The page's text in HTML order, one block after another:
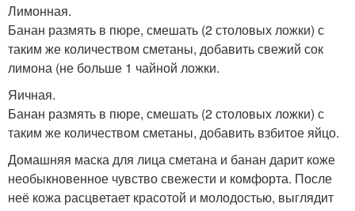
Лимонная.
Банан размять в пюре, смешать (2 столовых ложки) с
таким же количеством сметаны, добавить свежий сок
лимона (не больше 1 чайной ложки.
Яичная.
Банан размять в пюре, смешать (2 столовых ложки) с
таким же количеством сметаны, добавить взбитое яйцо.
Домашняя маска для лица сметана и банан дарит коже
необыкновенное чувство свежести и комфорта. После
неё кожа расцветает красотой и молодостью, выглядит